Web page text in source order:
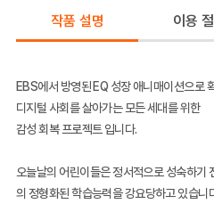
작품 설명 이용
EBS에서 방영된 EQ 성장 애니매이션으로
디지털 사회를 살아가는 모든 세대를 위한
감성 회복 프로젝트 입니다.
오늘날의 어린이들은 정서적으로 성숙하기
의 정형화된 학습능력을 강요당하고 있습니